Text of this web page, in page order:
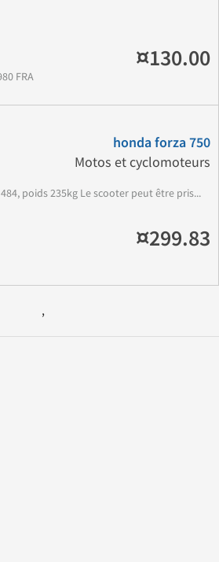
FRA
¤130.00
honda forza 750
Motos et cyclomoteurs
poids 235kg Le scooter peut être pris...
¤299.83
,